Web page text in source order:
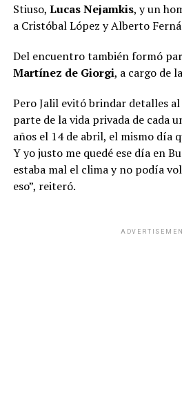
Stiuso, Lucas Nejamkis, y un
a Cristóbal López y Alberto
Del encuentro también formó
Martínez de Giorgi, a cargo de
Pero Jalil evitó brindar detalles al
parte de la vida privada de cada
años el 14 de abril, el mismo día
Y yo justo me quedé ese día en
estaba mal el clima y no podía
eso”, reiteró.